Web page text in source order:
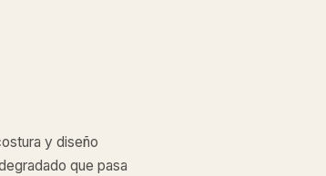
y diseño
que pasa